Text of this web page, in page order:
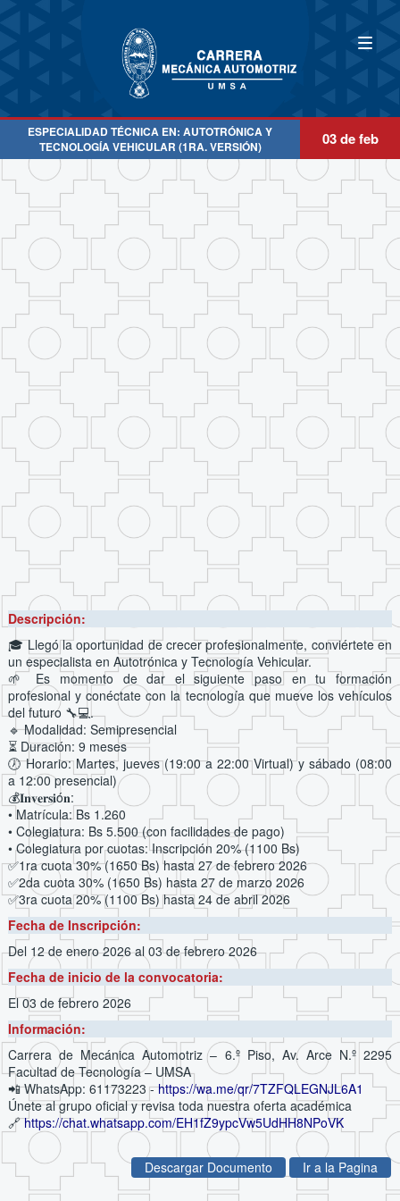
ESPECIALIDAD TÉCNICA EN: AUTOTRÓNICA Y
TECNOLOGÍA VEHICULAR (1RA. VERSIÓN)
03 de feb
Descripción:
🎓 Llegó la oportunidad de crecer profesionalmente, conviértete en
un especialista en Autotrónica y Tecnología Vehicular.
🌱 Es momento de dar el siguiente paso en tu formación
profesional y conéctate con la tecnología que mueve los vehículos
del futuro 🔧💻.
🔹 Modalidad: Semipresencial
⏳ Duración: 9 meses
🕖 Horario: Martes, jueves (19:00 a 22:00 Virtual) y sábado (08:00
a 12:00 presencial)
💰𝐈𝐧𝐯𝐞𝐫𝐬𝐢ó𝐧:
• Matrícula: Bs 1.260
• Colegiatura: Bs 5.500 (con facilidades de pago)
• Colegiatura por cuotas: Inscripción 20% (1100 Bs)
✅1ra cuota 30% (1650 Bs) hasta 27 de febrero 2026
✅2da cuota 30% (1650 Bs) hasta 27 de marzo 2026
✅3ra cuota 20% (1100 Bs) hasta 24 de abril 2026
Fecha de Inscripción:
Del 12 de enero 2026al 03 de febrero 2026
Fecha de inicio de la convocatoria:
El 03 de febrero 2026
Información:
Carrera de Mecánica Automotriz – 6.º Piso, Av. Arce N.º 2295
Facultad de Tecnología – UMSA
📲 WhatsApp: 61173223 -https://wa.me/qr/7TZFQLEGNJL6A1
Únete al grupo oficial y revisa toda nuestra oferta académica
🔗https://chat.whatsapp.com/EH1fZ9ypcVw5UdHH8NPoVK
Descargar Documento Ir a la Pagina